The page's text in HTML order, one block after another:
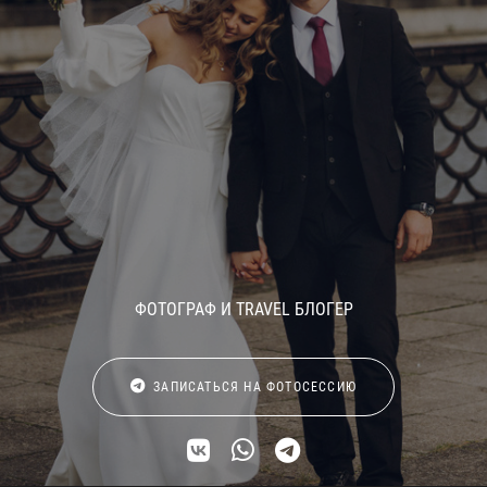
ФОТОГРАФ И TRAVEL БЛОГЕР
ЗАПИСАТЬСЯ НА ФОТОСЕССИЮ